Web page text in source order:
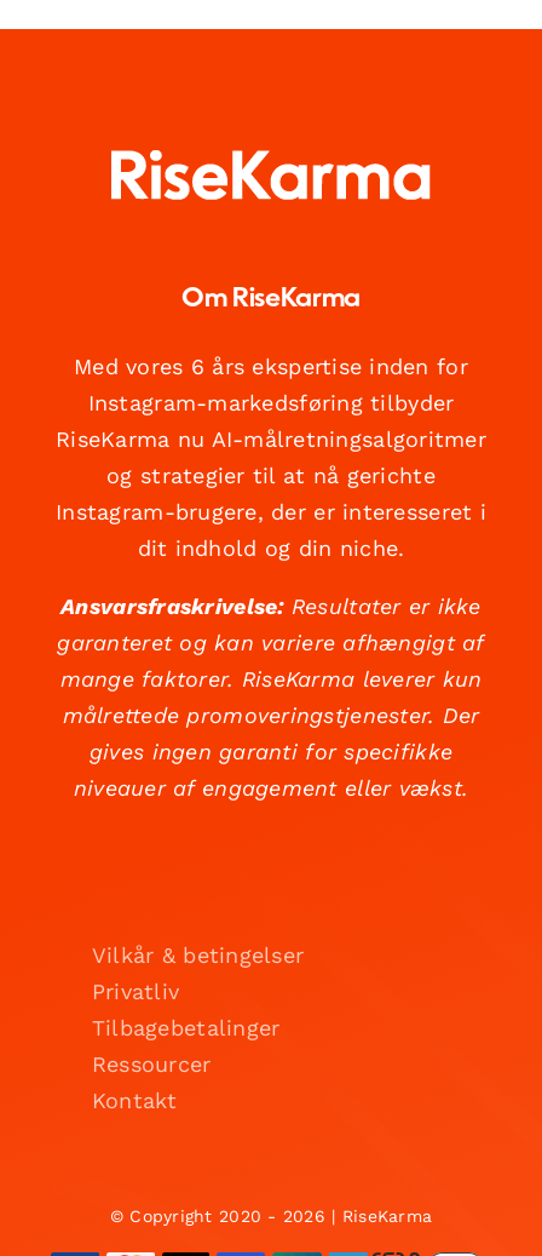
Om RiseKarma
Med vores 6 års ekspertise inden for
Instagram-markedsføring tilbyder
RiseKarma nu AI-målretningsalgoritmer
og strategier til at nå gerichte
Instagram-brugere, der er interesseret i
dit indhold og din niche.
Ansvarsfraskrivelse:Resultater er ikke
garanteret og kan variere afhængigt af
mange faktorer. RiseKarma leverer kun
målrettede promoveringstjenester. Der
gives ingen garanti for specifikke
niveauer af engagement eller vækst.
Vilkår & betingelser
Privatliv
Tilbagebetalinger
Ressourcer
Kontakt
© Copyright 2020 - 2026 | RiseKarma